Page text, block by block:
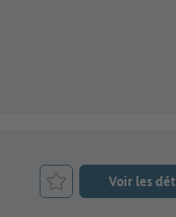
Retenir le job
Voir les